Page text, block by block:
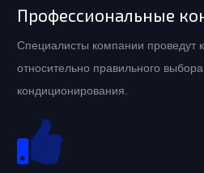
Профессиональные
Специалисты компании проведут
относительно правильного
кондиционирования.